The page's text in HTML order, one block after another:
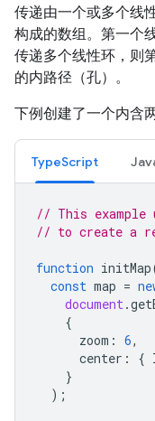
传递由一个或多个线
构成的数组。第一个
传递多个线性环，则
的内路径（孔）。
下例创建了一个内含
TypeScript
// This example
// to create a
function initMap
const map =
document.
{
zoom : 6,
center : {
}
);